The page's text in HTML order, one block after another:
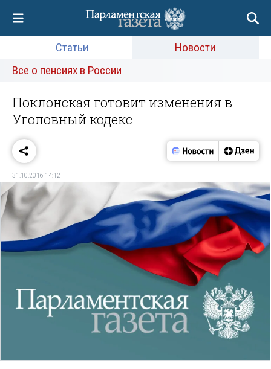
Статьи
Новости
Все о пенсиях в России
Поклонская готовит изменения в
Уголовный кодекс
31.10.2016 14:12